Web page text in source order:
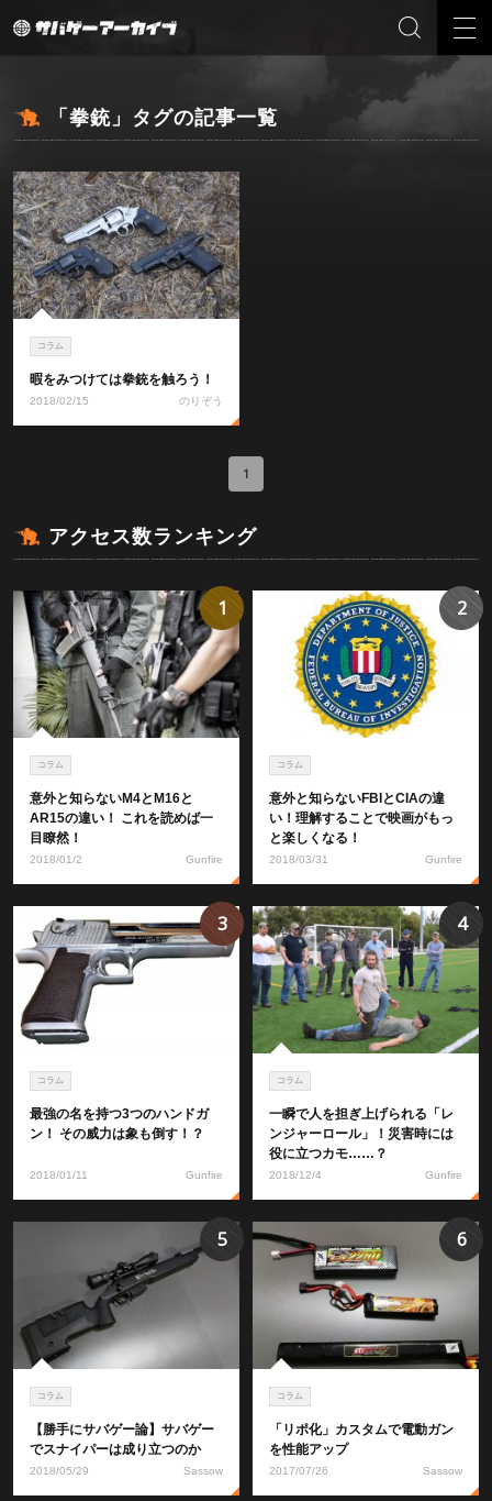
「拳銃」タグの記事一覧
コラム
暇をみつけては拳銃を触ろう！
2018/02/15 のりぞう
1
アクセス数ランキング
コラム
意外と知らないM4とM16と
AR15の違い！ これを読めば一
目瞭然！
2018/01/2 Gunfire
1
コラム
意外と知らないFBIとCIAの違
い！理解することで映画がもっ
と楽しくなる！
2018/03/31 Gunfire
2
コラム
最強の名を持つ3つのハンドガ
ン！ その威力は象も倒す！？
2018/01/11 Gunfire
3
コラム
一瞬で人を担ぎ上げられる「レ
ンジャーロール」！災害時には
役に立つカモ……？
2018/12/4 Gunfire
4
コラム
【勝手にサバゲー論】サバゲー
でスナイパーは成り立つのか
2018/05/29 Sassow
5
コラム
「リポ化」カスタムで電動ガン
を性能アップ
2017/07/26 Sassow
6